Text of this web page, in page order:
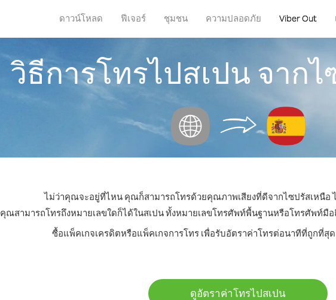
ดาวน์โหลด ฟีเจอร์ ชุมชน ความปลอดภัย Viber Out
วิธีการโทรไปสเปน จาก
ไม่ว่าคุณจะอยู่ที่ไหน คุณก็สามารถโทรด้วยคุณภาพเสียงที่ดีจากไซปรัสเหนือ
คุณสามารถโทรถึงหมายเลขใดก็ได้ในสเปน ทั้งหมายเลขโทรศัพท์พื้นฐานหรือโทรศัพท์มือ
ซื้อแพ็คเกจเครดิตหรือแพ็คเกจการโทร เพื่อรับอัตราค่าโทรต่อนาทีที่ถูกที่สุ
ดูอัตราค่าโทรไปสเปน